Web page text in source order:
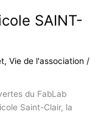
SAINT-
,Vie de l'association /
du FabLab
Saint-Clair, la